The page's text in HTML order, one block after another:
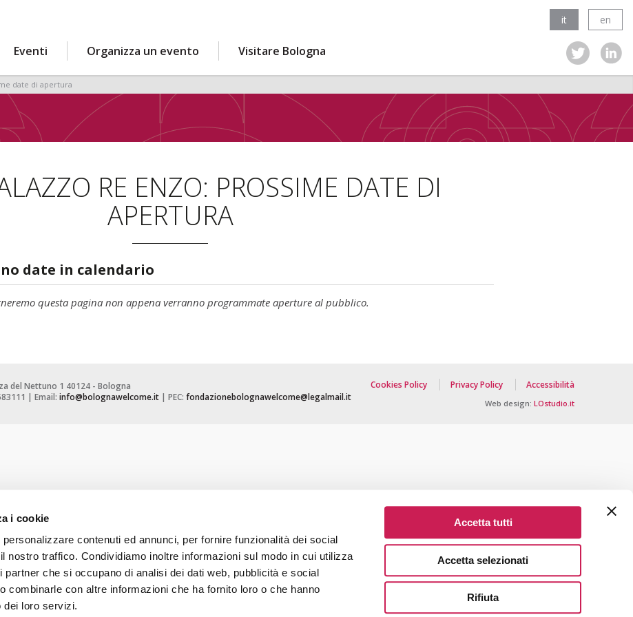
i cookie
contenuti ed annunci, per fornire funzionalità dei social
nostro traffico. Condividiamo inoltre informazioni sul modo in cui utilizza
partner che si occupano di analisi dei dati web, pubblicità e social
combinarle con altre informazioni che ha fornito loro o che hanno
dei loro servizi.
Accetta tutti
Accetta selezionati
Rifiuta
it en
Eventi Organizza un evento Visitare Bologna
date di apertura
RE ENZO: PROSSIME DATE DI
APERTURA
date in calendario
questa pagina non appena verranno programmate aperture al pubblico.
del Nettuno 1 40124 - Bologna
| Email: info@bolognawelcome.it | PEC: fondazionebolognawelcome@legalmail.it
Cookies Policy Privacy Policy Accessibilità
Web design: LOstudio.it